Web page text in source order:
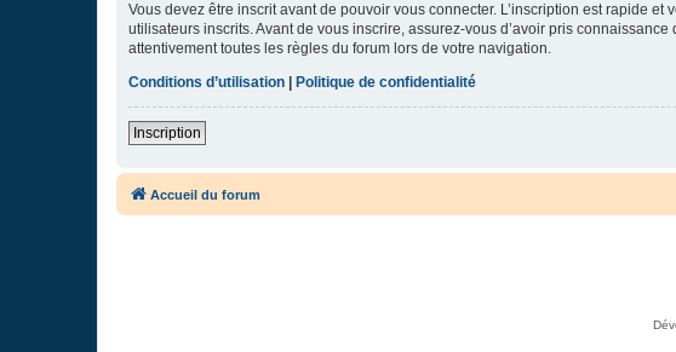
Vous devez être inscrit avant de pouvoir vous connecter. L’inscription est rapide
utilisateurs inscrits. Avant de vous inscrire, assurez-vous d’avoir pris
attentivement toutes les règles du forum lors de votre navigation.
Conditions d’utilisation
Politique de confidentialité
Inscription
Accueil du forum